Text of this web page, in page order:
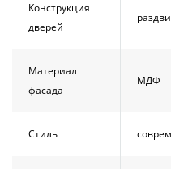
Конструкция
дверей
Материал
фасада
МДФ
Стиль